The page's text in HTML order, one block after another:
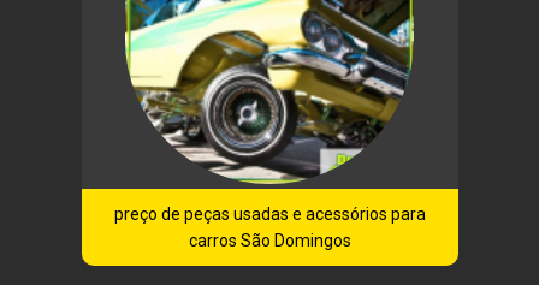
preço de peças usadas e acessórios para
carros São Domingos